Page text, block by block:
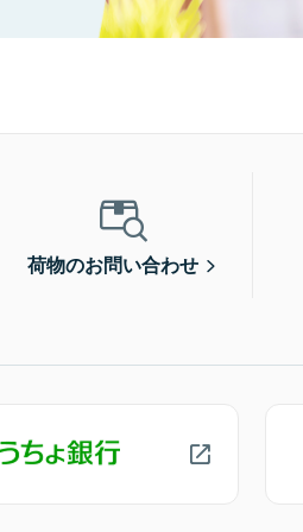
荷物のお問い合わせ